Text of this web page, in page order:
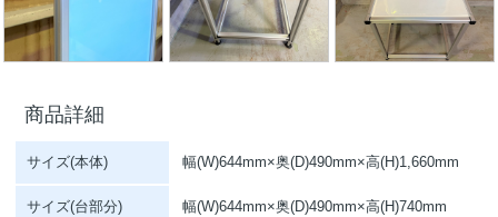
商品詳細
サイズ(本体) 幅(W)644mm×奥(D)490mm×高(H)1,660mm
サイズ(台部分) 幅(W)644mm×奥(D)490mm×高(H)740mm